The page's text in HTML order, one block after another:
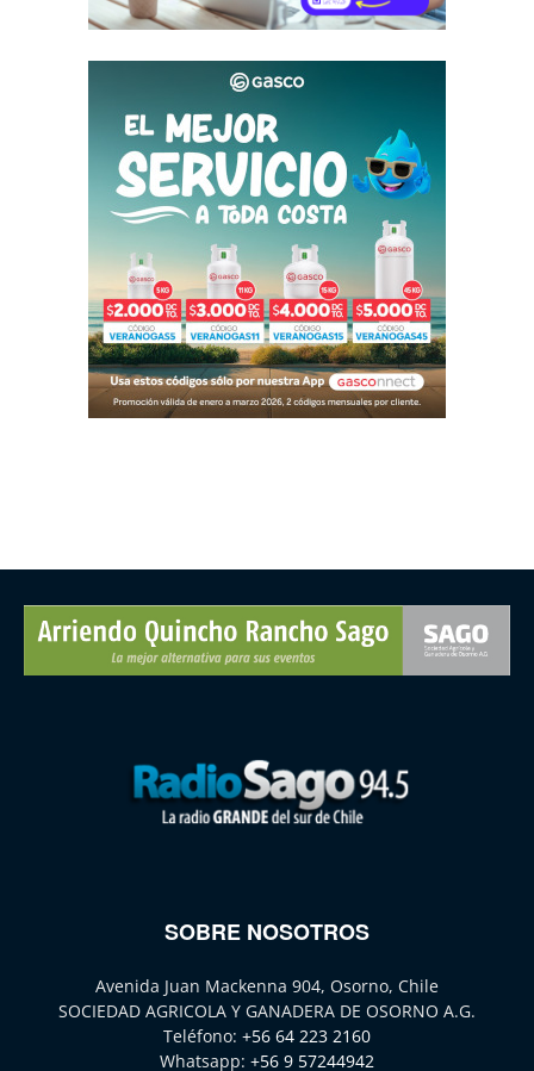
SOBRE NOSOTROS
Avenida Juan Mackenna 904, Osorno, Chile
SOCIEDAD AGRICOLA Y GANADERA DE OSORNO A.G.
Teléfono: +56 64 223 2160
Whatsapp: +56 9 57244942